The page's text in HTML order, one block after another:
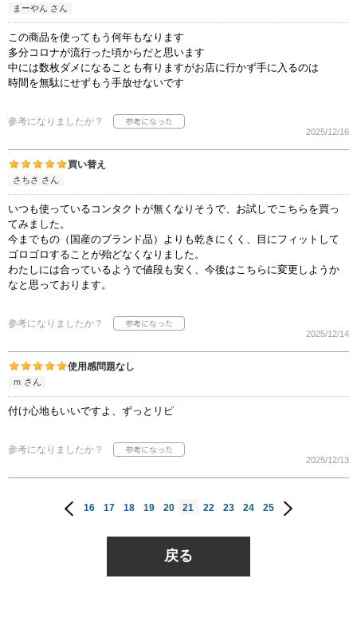
まーやん さん
この商品を使ってもう何年もなります
多分コロナが流行った頃からだと思います
中には数枚ダメになることも有りますがお店に行かず手に入るのは
時間を無駄にせずもう手放せないです
参考になりましたか？
2025/12/16
買い替え
さちさ さん
いつも使っているコンタクトが無くなりそうで、お試しでこちらを買っ
てみました。
今までもの（国産のブランド品）よりも乾きにくく、目にフィットして
ゴロゴロすることが殆どなくなりました。
わたしには合っているようで値段も安く、今後はこちらに変更しようか
なと思っております。
参考になりましたか？
2025/12/14
使用感問題なし
ｍ さん
付け心地もいいですよ、ずっとリピ
参考になりましたか？
2025/12/13
16 17 18 19 20 21 22 23 24 25
戻る